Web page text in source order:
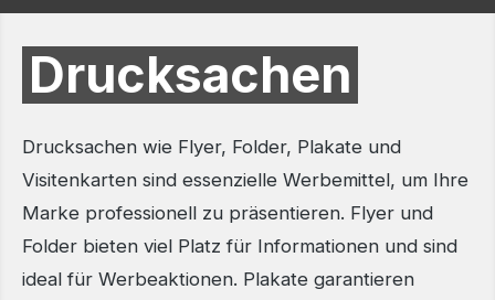
Drucksachen
Drucksachen wie Flyer, Folder, Plakate und
Visitenkarten sind essenzielle Werbemittel, um Ihre
Marke professionell zu präsentieren. Flyer und
Folder bieten viel Platz für Informationen und sind
ideal für Werbeaktionen. Plakate garantieren